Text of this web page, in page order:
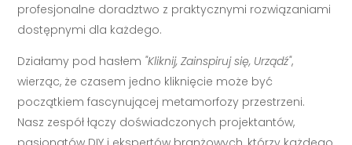
profesjonalne doradztwo z praktycznymi rozwiązaniami
dostępnymi dla każdego.
Działamy pod hasłem "Kliknij, Zainspiruj się, Urządź",
wierząc, że czasem jedno kliknięcie może być
początkiem fascynującej metamorfozy przestrzeni.
Nasz zespół łączy doświadczonych projektantów,